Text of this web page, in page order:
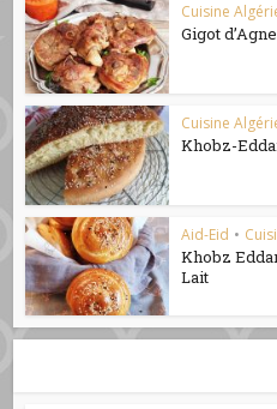
Cuisine
Gigot
Cuisine
Khobz-
Aid-Eid •
Khobz
Lait